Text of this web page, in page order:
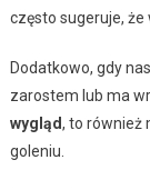
często sugeruje,
Dodatkowo, gdy
zarostem lub ma
wygląd, to również
goleniu.